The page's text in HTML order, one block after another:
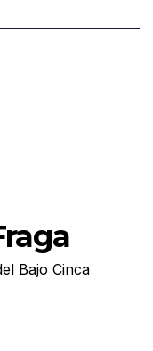
Bajo Cinca